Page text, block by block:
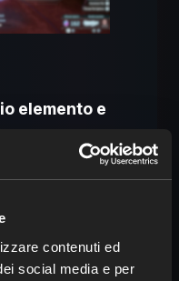
contenuti ed
social media e per
elemento e
eFuoco,
Pal di tipo